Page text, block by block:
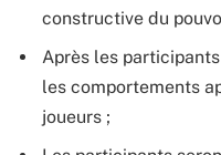
constructive du
Après les
les comportements
joueurs ;